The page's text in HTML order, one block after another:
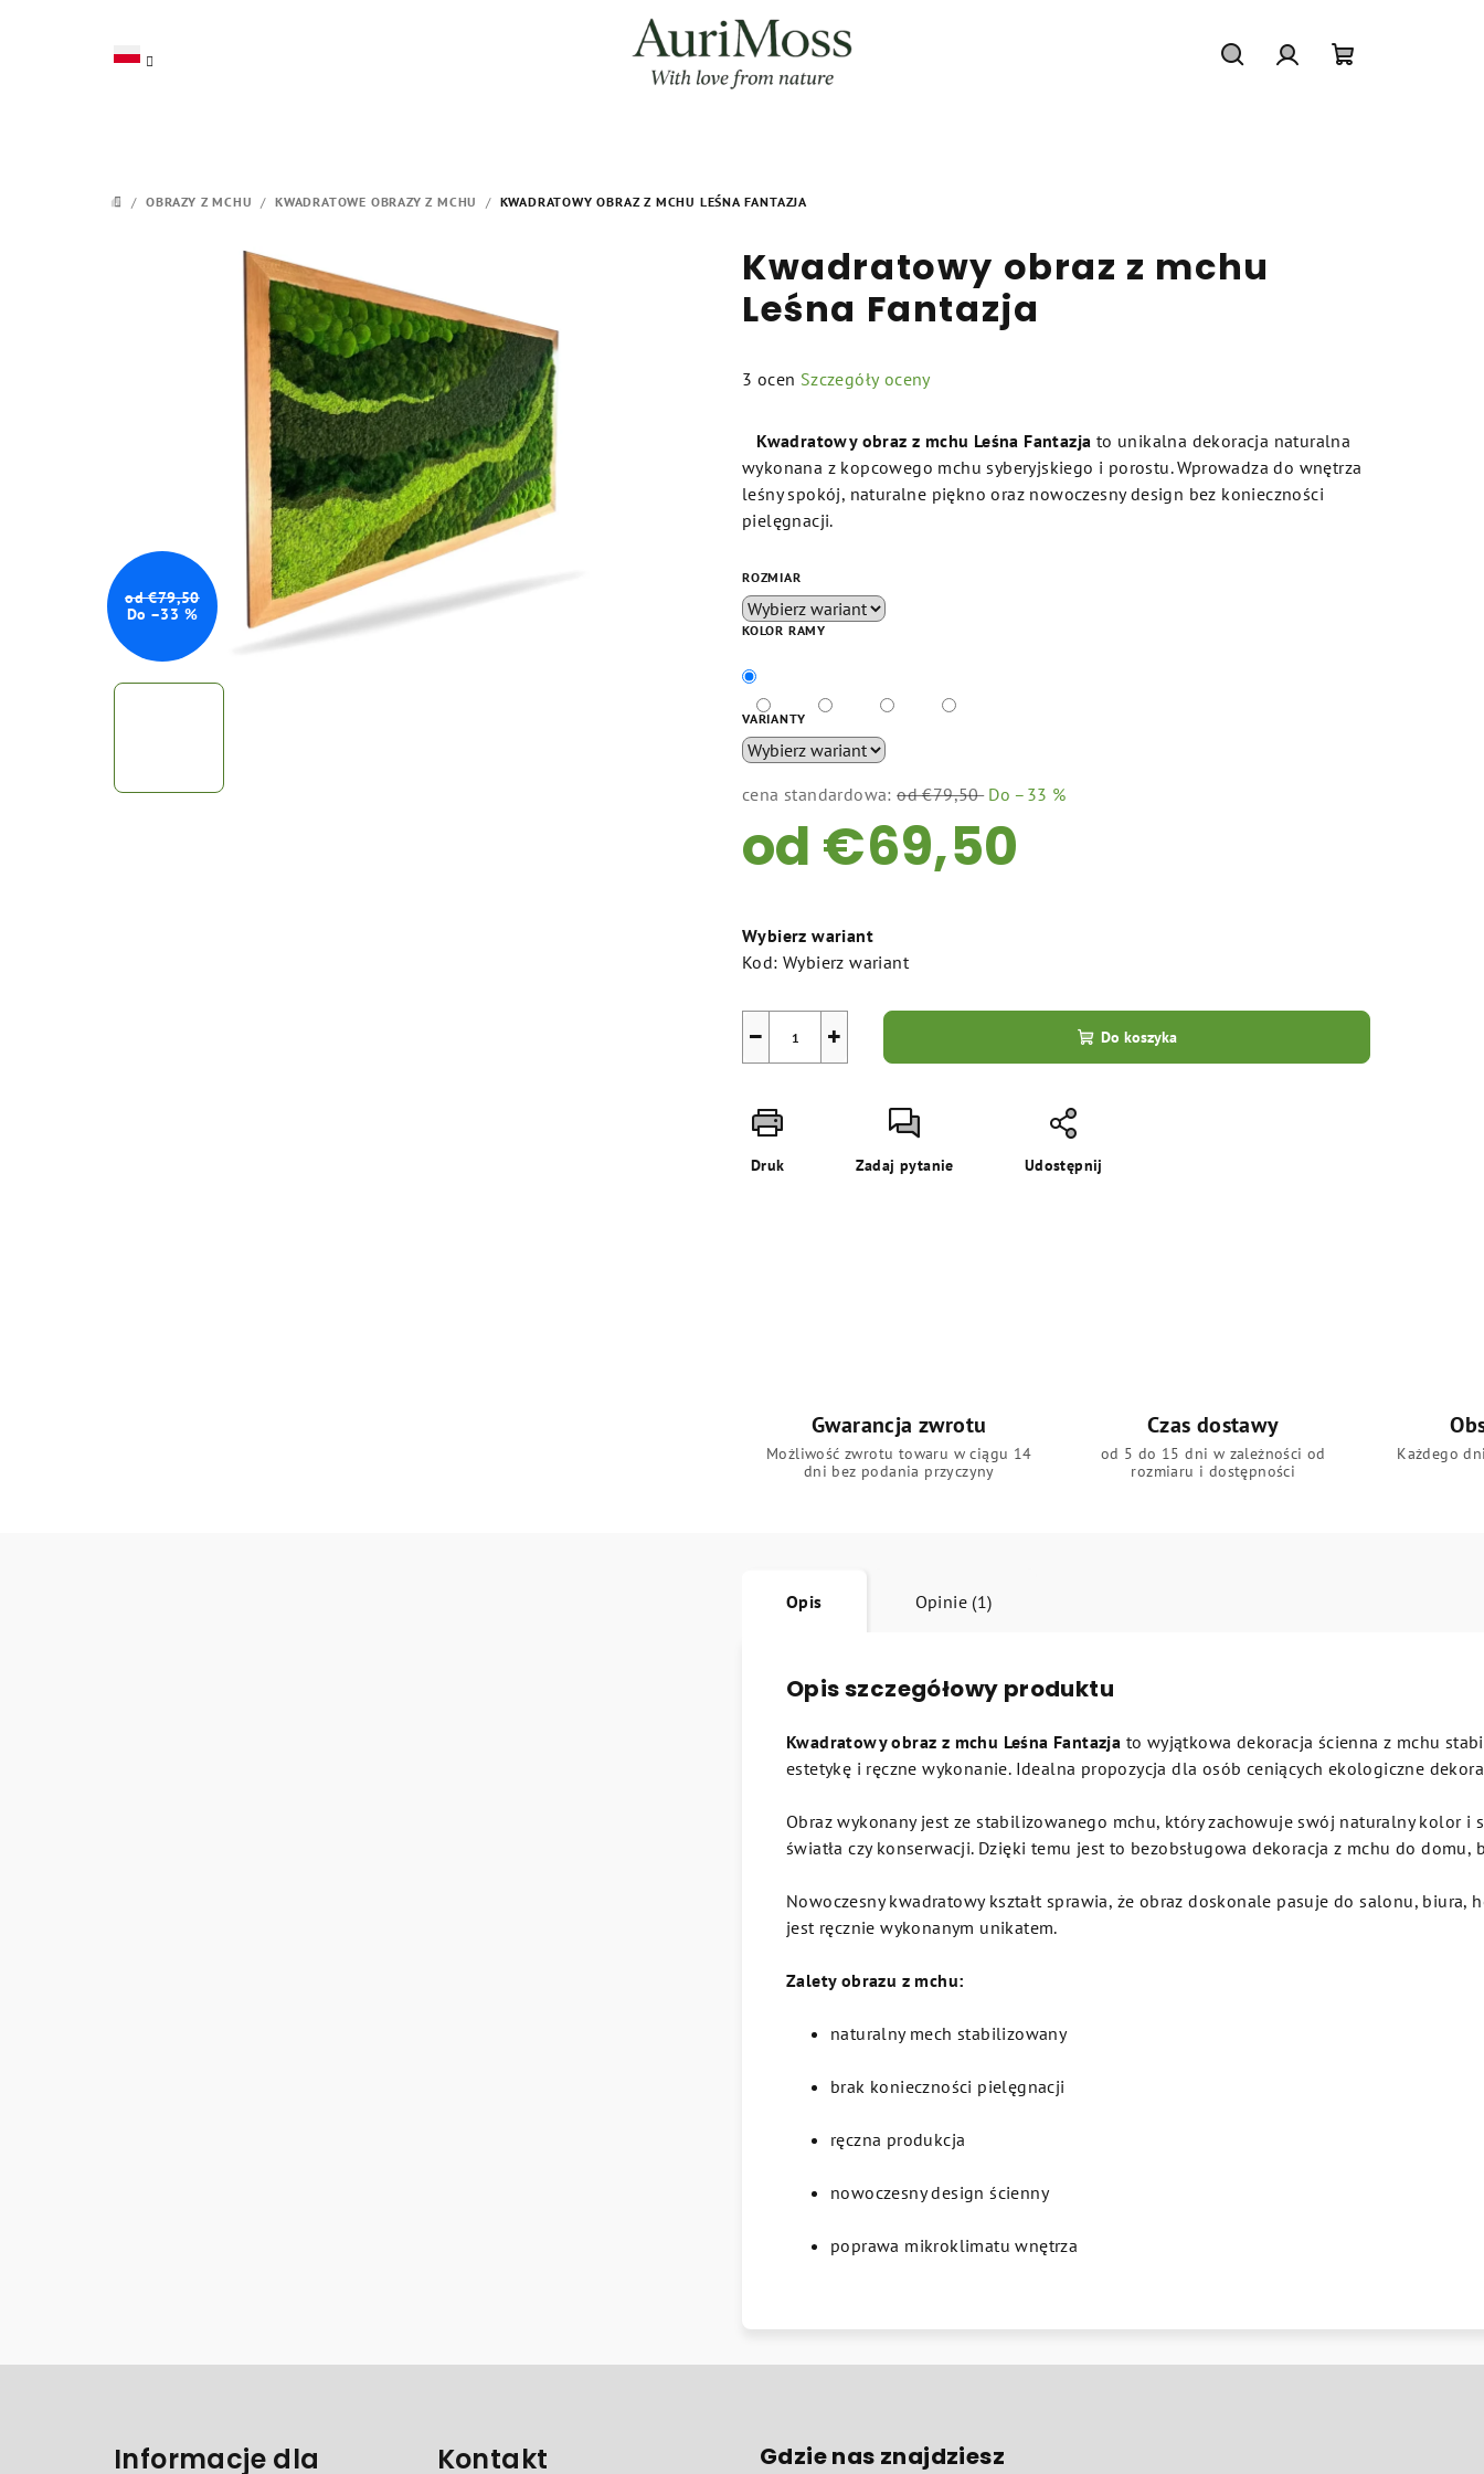
HOME
/ OBRAZY Z MCHU / KWADRATOWE OBRAZY Z MCHU / KWADRATOWY OBRAZ Z MCHU LEŚNA FANTAZJA
Kwadratowy obraz z mchu
Leśna Fantazja
Średnia
produktu
wynosi
5,0
na
5
3 ocen Szczegóły oceny
Kwadratowy obraz z mchu Leśna Fantazja to unikalna dekoracja naturalna
wykonana z kopcowego mchu syberyjskiego i porostu. Wprowadza do wnętrza
leśny spokój, naturalne piękno oraz nowoczesny design bez konieczności
pielęgnacji.
ROZMIAR
KOLOR RAMY
VARIANTY
cena standardowa: od €79,50 Do –33 %
od €69,50
jednostkowa:
Wybierz wariant
Kod: Wybierz wariant
+
− Do koszyka
Druk Zadaj pytanie Udostępnij
od €79,50
Do –33 %
Gwarancja zwrotu
Możliwość zwrotu towaru w ciągu 14
dni bez podania przyczyny
Czas dostawy
od 5 do 15 dni w zależności od
rozmiaru i dostępności
Każdego
Opis Opinie (1)
Opis szczegółowy produktu
Kwadratowy obraz z mchu Leśna Fantazja to wyjątkowa dekoracja ścienna z mchu
estetykę i ręczne wykonanie. Idealna propozycja dla osób ceniących ekologiczne
Obraz wykonany jest ze stabilizowanego mchu, który zachowuje swój naturalny kolor
światła czy konserwacji. Dzięki temu jest to bezobsługowa dekoracja z mchu do
Nowoczesny kwadratowy kształt sprawia, że obraz doskonale pasuje do salonu,
jest ręcznie wykonanym unikatem.
Zalety obrazu z mchu:
naturalny mech stabilizowany
brak konieczności pielęgnacji
ręczna produkcja
nowoczesny design ścienny
poprawa mikroklimatu wnętrza
Informacje dla
Kontakt Gdzie nas znajdziesz